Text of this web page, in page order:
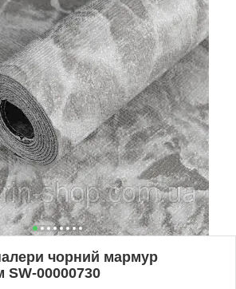
чорний мармур
SW-00000730